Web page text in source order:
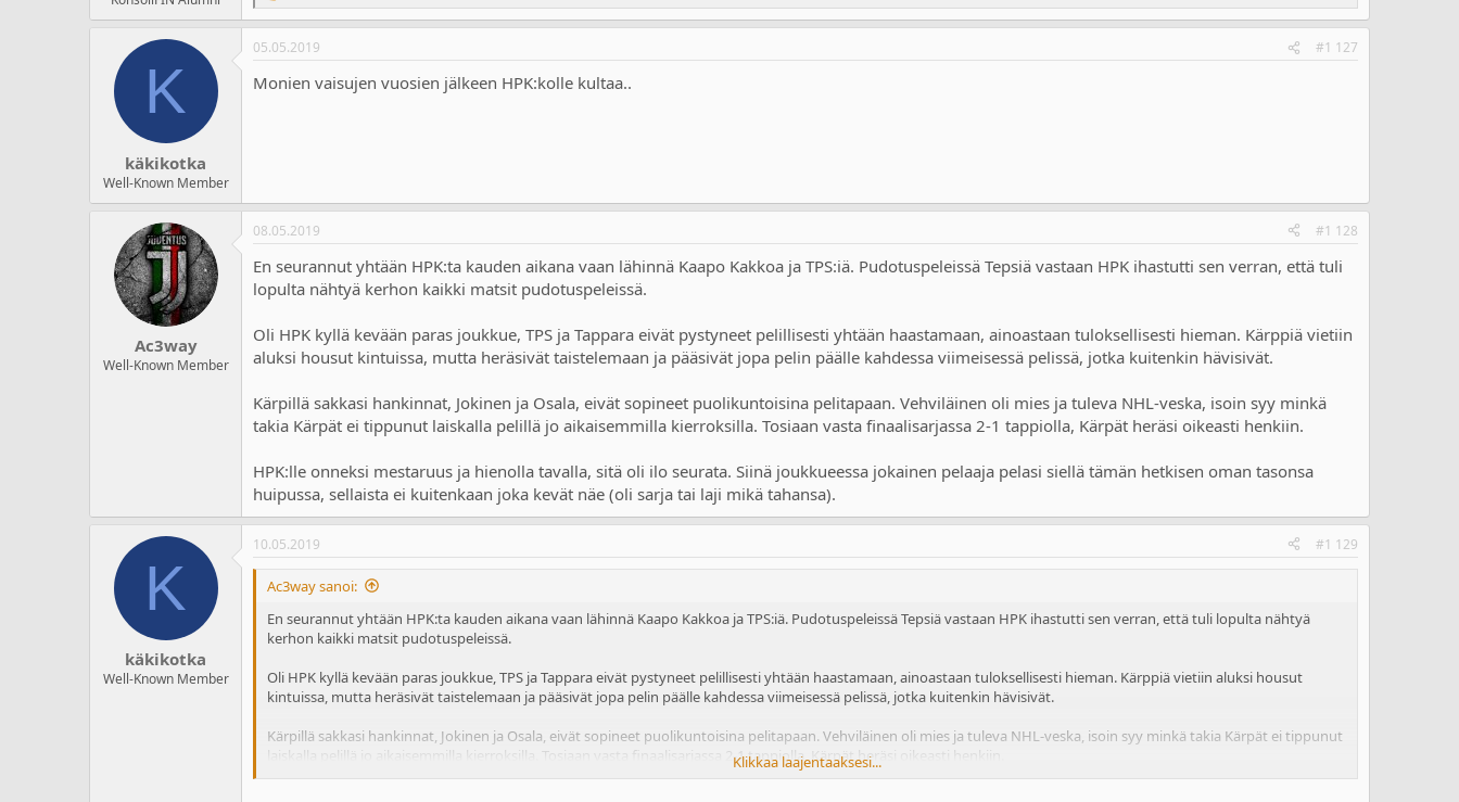
e
a
c
i
K
käkikotka
Well-Known Member
05.05.2019 #1 127
Monien vaisujen vuosien jälkeen HPK:kolle kultaa..
Ac3way
Well-Known Member
08.05.2019 #1 128
En seurannut yhtään HPK:ta kauden aikana vaan lähinnä Kaapo Kakkoa ja TPS:iä. Pudotuspeleissä Tepsiä vastaan HPK ihastutti sen verran, että tuli
lopulta nähtyä kerhon kaikki matsit pudotuspeleissä.
Oli HPK kyllä kevään paras joukkue, TPS ja Tappara eivät pystyneet pelillisesti yhtään haastamaan, ainoastaan tuloksellisesti hieman. Kärppiä vietiin
aluksi housut kintuissa, mutta heräsivät taistelemaan ja pääsivät jopa pelin päälle kahdessa viimeisessä pelissä, jotka kuitenkin hävisivät.
Kärpillä sakkasi hankinnat, Jokinen ja Osala, eivät sopineet puolikuntoisina pelitapaan. Vehviläinen oli mies ja tuleva NHL-veska, isoin syy minkä
takia Kärpät ei tippunut laiskalla pelillä jo aikaisemmilla kierroksilla. Tosiaan vasta finaalisarjassa 2-1 tappiolla, Kärpät heräsi oikeasti henkiin.
HPK:lle onneksi mestaruus ja hienolla tavalla, sitä oli ilo seurata. Siinä joukkueessa jokainen pelaaja pelasi siellä tämän hetkisen oman tasonsa
huipussa, sellaista ei kuitenkaan joka kevät näe (oli sarja tai laji mikä tahansa).
K
käkikotka
Well-Known Member
10.05.2019 #1 129
Ac3way sanoi:
En seurannut yhtään HPK:ta kauden aikana vaan lähinnä Kaapo Kakkoa ja TPS:iä. Pudotuspeleissä Tepsiä vastaan HPK ihastutti sen verran, että tuli lopulta nähtyä
kerhon kaikki matsit pudotuspeleissä.
Oli HPK kyllä kevään paras joukkue, TPS ja Tappara eivät pystyneet pelillisesti yhtään haastamaan, ainoastaan tuloksellisesti hieman. Kärppiä vietiin aluksi housut
kintuissa, mutta heräsivät taistelemaan ja pääsivät jopa pelin päälle kahdessa viimeisessä pelissä, jotka kuitenkin hävisivät.
Kärpillä sakkasi hankinnat, Jokinen ja Osala, eivät sopineet puolikuntoisina pelitapaan. Vehviläinen oli mies ja tuleva NHL-veska, isoin syy minkä takia Kärpät ei tippunut
laiskalla pelillä jo aikaisemmilla kierroksilla. Tosiaan vasta finaalisarjassa 2-1 tappiolla, Kärpät heräsi oikeasti henkiin.
Klikkaa laajentaaksesi...